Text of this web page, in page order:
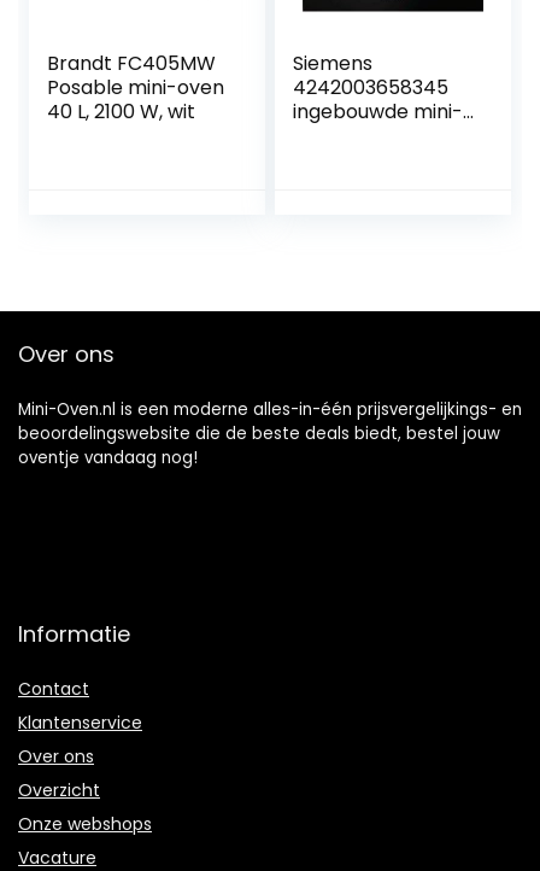
Brandt FC405MW
Posable mini-oven
40 L, 2100 W, wit
Siemens
4242003658345
ingebouwde mini-
Over ons
Mini-Oven.nl is een moderne alles-in-één prijsvergelijkings- en
beoordelingswebsite die de beste deals biedt, bestel jouw
oventje vandaag nog!
Informatie
Contact
Klantenservice
Over ons
Overzicht
Onze webshops
Vacature